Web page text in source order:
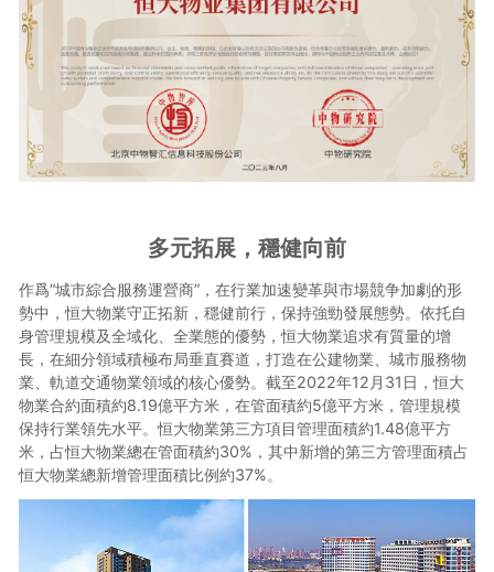
多元拓展，穩健向前
作爲“城市綜合服務運營商”，在行業加速變革與市場競争加劇的形
勢中，恒大物業守正拓新，穩健前行，保持強勁發展態勢。依托自
身管理規模及全域化、全業態的優勢，恒大物業追求有質量的增
長，在細分領域積極布局垂直賽道，打造在公建物業、城市服務物
業、軌道交通物業領域的核心優勢。截至2022年12月31日，恒大
物業合約面積約8.19億平方米，在管面積約5億平方米，管理規模
保持行業領先水平。恒大物業第三方項目管理面積約1.48億平方
米，占恒大物業總在管面積約30%，其中新增的第三方管理面積占
恒大物業總新增管理面積比例約37%。